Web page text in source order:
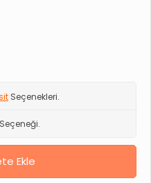
Seçenekleri.
Ekle